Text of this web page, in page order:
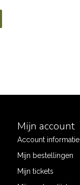
Mijn account
Account informatie
Mijn bestellingen
Mijn tickets